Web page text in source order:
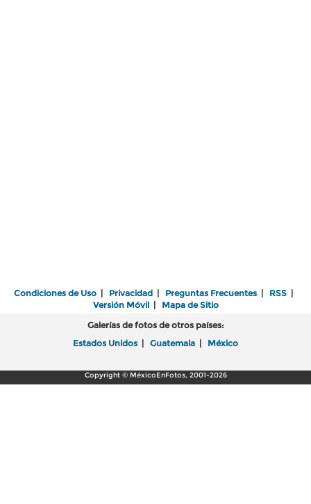
Condiciones de Uso | Privacidad | Preguntas Frecuentes | RSS |
Versión Móvil| Mapa de Sitio
Galerías de fotos de otros países:
Estados Unidos | Guatemala | México
Copyright © MéxicoEnFotos, 2001-2026